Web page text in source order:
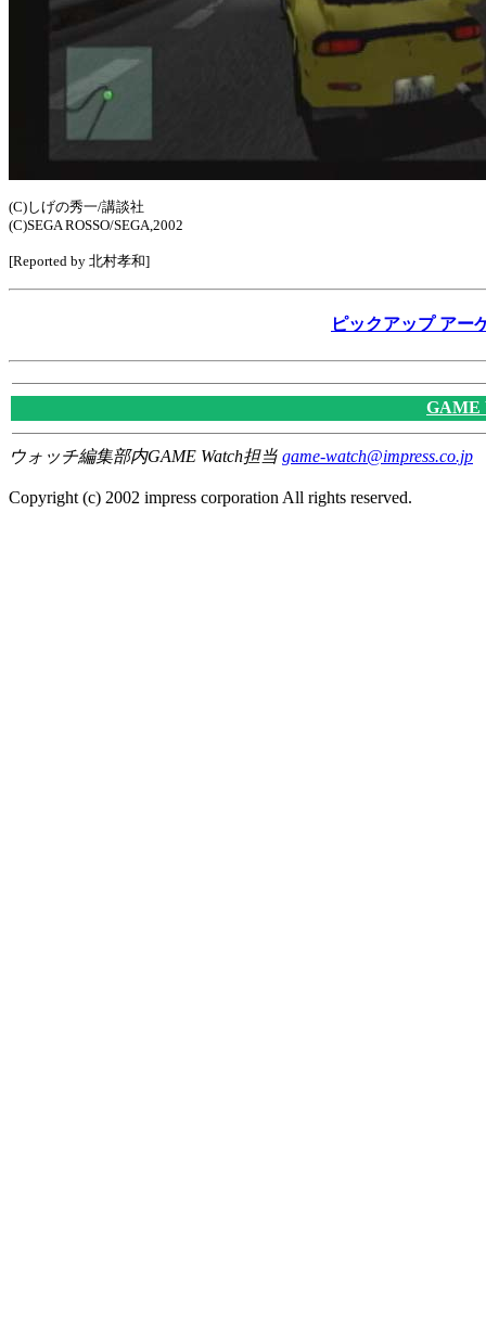
(C)しげの秀一/講談社
(C)SEGA ROSSO/SEGA,2002
[Reported by 北村孝和]
ピックアップ アー
GAME
ウォッチ編集部内GAME Watch担当 game-watch@impress.co.jp
Copyright (c) 2002 impress corporation All rights reserved.